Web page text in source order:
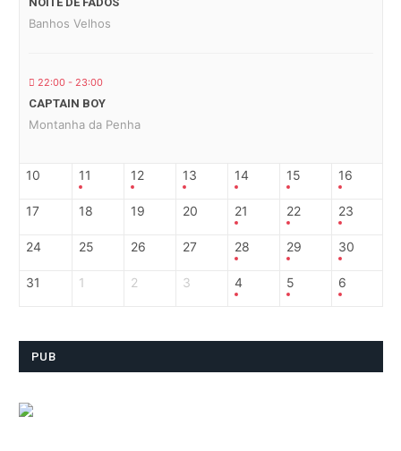
Banhos Velhos
22:00 - 23:00
CAPTAIN BOY
Montanha da Penha
10 11 12 13 14 15 16
17 18 19 20 21 22 23
24 25 26 27 28 29 30
31 1 2 3 4 5 6
PUB